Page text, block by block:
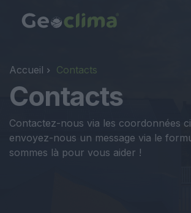
Accueil Contacts
Contacts
Contactez-nous via les coordonnées
envoyez-nous un message via le
sommes là pour vous aider !